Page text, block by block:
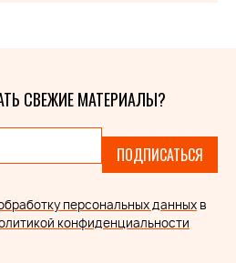
СВЕЖИЕ МАТЕРИАЛЫ?
ПОДПИСАТЬСЯ
персональных данных в
конфиденциальности